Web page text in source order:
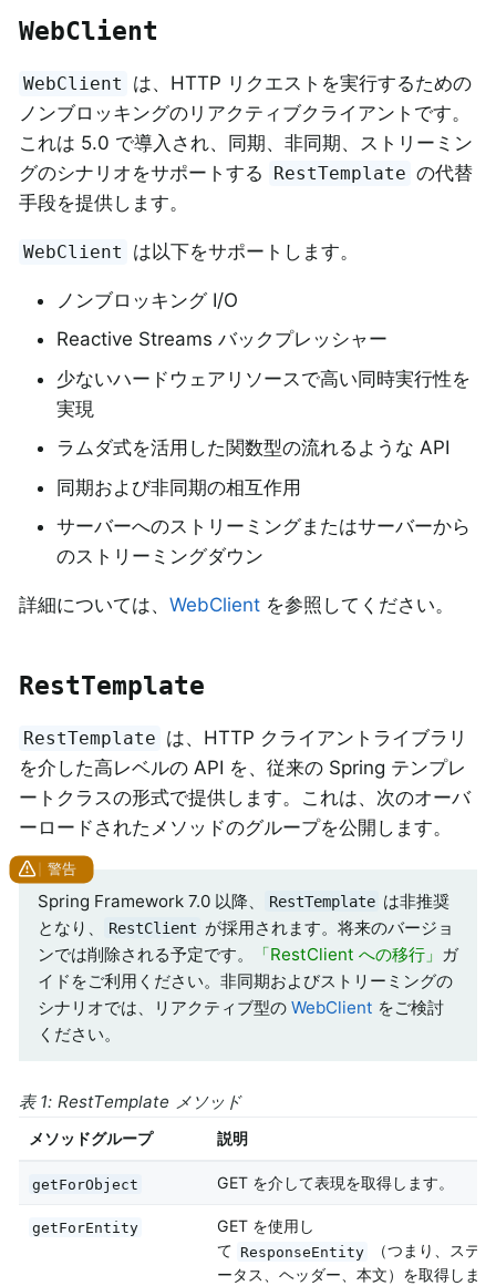
WebClient
WebClient
は、HTTP リクエストを実行するための
ノンブロッキングのリアクティブクライアントです。
これは 5.0 で導入され、同期、非同期、ストリーミン
グのシナリオをサポートする
RestTemplate の代替
手段を提供します。
WebClient は以下をサポートします。
ノンブロッキング I/O
Reactive Streams バックプレッシャー
少ないハードウェアリソースで高い同時実行性を
実現
ラムダ式を活用した関数型の流れるような API
同期および非同期の相互作用
サーバーへのストリーミングまたはサーバーから
のストリーミングダウン
詳細については、 WebClient を参照してください。
RestTemplate
RestTemplate は、HTTP クライアントライブラリ
を介した高レベルの API を、従来の Spring テンプレ
ートクラスの形式で提供します。これは、次のオーバ
ーロードされたメソッドのグループを公開します。
Spring Framework 7.0 以降、 RestTemplate は非推奨
となり、
RestClient が採用されます。将来のバージョ
ンでは削除される予定です。
「RestClient への移行」 ガ
イドをご利用ください。非同期およびストリーミングの
シナリオでは、リアクティブ型の WebClient をご検討
ください。
表 1: RestTemplate メソッド
メソッドグループ 説明
getForObject GET を介して表現を取得します。
getForEntity
GET を使用し
て ResponseEntity
（つまり、ステ
ータス、ヘッダー、本文）を取得しま